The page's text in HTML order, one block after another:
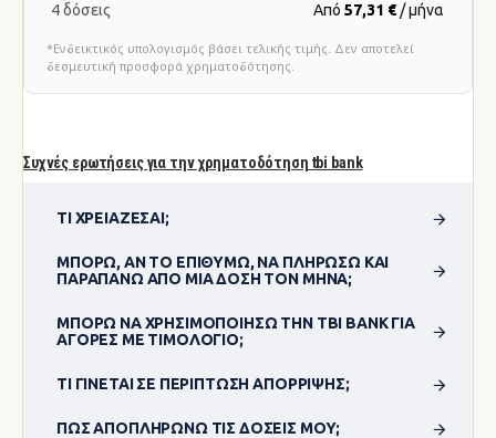
Συχνές ερωτήσεις για την χρηματοδότηση tbi bank
ΤΙ ΧΡΕΙΆΖΕΣΑΙ;
ΜΠΟΡΏ, ΑΝ ΤΟ ΕΠΙΘΥΜΏ, ΝΑ ΠΛΗΡΏΣΩ ΚΑΙ
ΠΑΡΑΠΆΝΩ ΑΠΌ ΜΊΑ ΔΌΣΗ ΤΟΝ ΜΉΝΑ;
ΜΠΟΡΏ ΝΑ ΧΡΗΣΙΜΟΠΟΊΗΣΩ ΤΗΝ TBI BANK ΓΙΑ
ΑΓΟΡΈΣ ΜΕ ΤΙΜΟΛΌΓΙΟ;
ΤΙ ΓΊΝΕΤΑΙ ΣΕ ΠΕΡΊΠΤΩΣΗ ΑΠΌΡΡΙΨΗΣ;
ΠΏΣ ΑΠΟΠΛΗΡΏΝΩ ΤΙΣ ΔΌΣΕΙΣ ΜΟΥ;
4 δόσεις Από 57,31 € / μήνα
*Ενδεικτικός υπολογισμός βάσει τελικής τιμής. Δεν αποτελεί
δεσμευτική προσφορά χρηματοδότησης.